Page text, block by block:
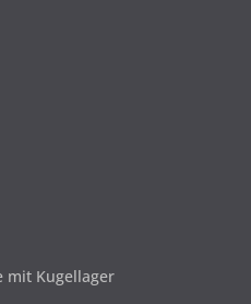
mit Kugellager